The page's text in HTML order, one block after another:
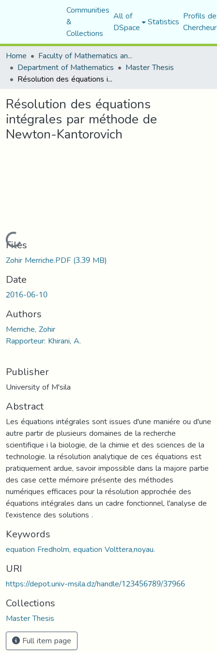
Communities
&
Collections
All of
DSpace Statistics Profils
Home
Faculty of Mathematics and Computer Science
Department of Mathematics Master Thesis
Résolution des équations intégrales par méthode de Newton-Kantorovich
Résolution des équations
intégrales par méthode de
Newton-Kantorovich
Loading...
Files
Zohir Merriche.PDF(3.39 MB)
Date
2016-06-10
Authors
Merriche, Zohir
Rapporteur: Khirani, A.
Publisher
University of M'sila
Abstract
Les équations intégrales sont issues d'une maniére ou d'une
autre partir de plusieurs domaines de la recherche
scientifique i la biologie, de la chimie et des sciences de la
technologie. la résolution analytique de ces équations est
pratiquement ardue, savoir impossible dans la majore partie
des case cette mémoire présente des méthodes
numériques efficaces pour la résolution approchée des
équations intégrales dans un cadre fonctionnel, l'analyse de
l'existence des solutions .
Keywords
equation Fredholm, equation Volttera,noyau.
URI
https://depot.univ-msila.dz/handle/123456789/37966
Collections
Master Thesis
Full item page